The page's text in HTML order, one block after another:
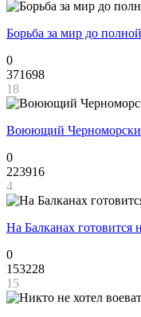
Борьба за мир до
0
371698
18
Воюющий
0
223916
4
На Балканах
0
153228
15